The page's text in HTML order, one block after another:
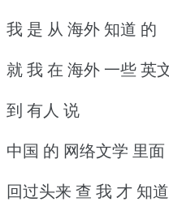
我 是 从 海外 知道 的
就 我 在 海外 一些 英
到 有人 说
中国 的 网络文学 里
回过头来 查 我 才 知